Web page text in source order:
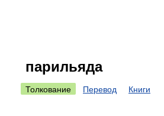
парильяда
Толкование Перевод Книги